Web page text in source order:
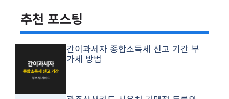
추천 포스팅
간이과세자 종합소득세 신고 기간 부
가세 방법